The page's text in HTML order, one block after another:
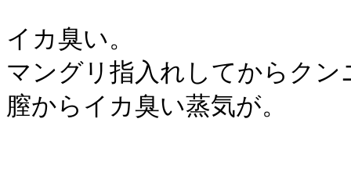
イカ臭い。
マングリ指入れしてからク
膣からイカ臭い蒸気が。